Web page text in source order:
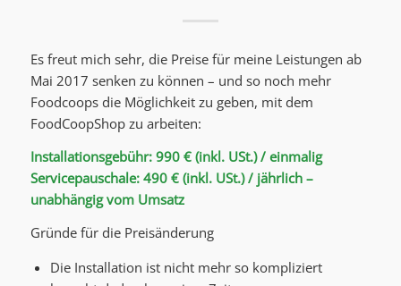
Es freut mich sehr, die Preise für meine Leistungen ab
Mai 2017 senken zu können – und so noch mehr
Foodcoops die Möglichkeit zu geben, mit dem
FoodCoopShop zu arbeiten:
Installationsgebühr: 990 € (inkl. USt.) / einmalig
Servicepauschale: 490 € (inkl. USt.) / jährlich –
unabhängig vom Umsatz
Gründe für die Preisänderung
Die Installation ist nicht mehr so kompliziert